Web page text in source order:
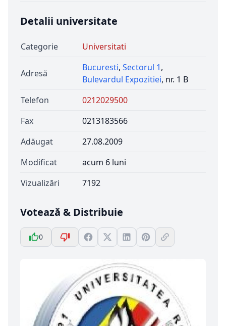
Detalii universitate
Categorie Universitati
Adresă
Bucuresti, Sectorul 1,
Bulevardul Expozitiei, nr. 1 B
Telefon
0212029500
Fax
0213183566
Adăugat
27.08.2009
Modificat
acum 6 luni
Vizualizări
7192
Votează & Distribuie
0